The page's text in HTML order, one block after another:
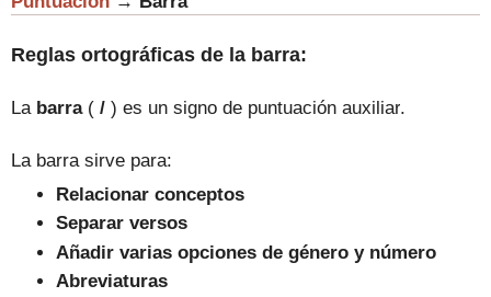
Reglas ortográficas de la barra:
La barra ( / ) es un signo de puntuación auxiliar.
La barra sirve para:
Relacionar conceptos
Separar versos
Añadir varias opciones de género y número
Abreviaturas